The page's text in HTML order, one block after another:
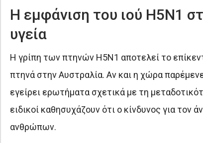
Η εμφάνιση του ιού H5N1
υγεία
Η γρίπη των πτηνών H5N1 αποτελεί το
πτηνά στην Αυστραλία. Αν και η χώρα
εγείρει ερωτήματα σχετικά με τη
ειδικοί καθησυχάζουν ότι ο κίνδυνος για
ανθρώπων.